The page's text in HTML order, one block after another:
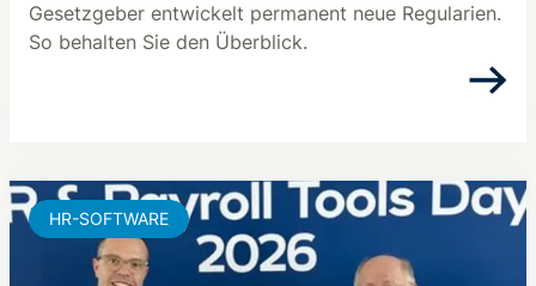
Gesetzgeber entwickelt permanent neue Regularien.
So behalten Sie den Überblick.
HR-SOFTWARE